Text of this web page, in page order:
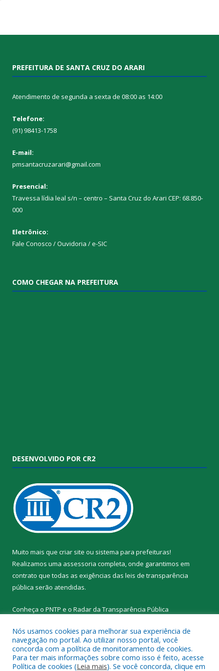
PREFEITURA DE SANTA CRUZ DO ARARI
Atendimento de segunda a sexta de 08:00 as 14:00
Telefone:
(91) 98413-1758
E-mail:
pmsantacruzarari@gmail.com
Presencial:
Travessa lídia leal s/n – centro – Santa Cruz do Arari CEP: 68.850-
000
Eletrônico:
Fale Conosco / Ouvidoria / e-SIC
COMO CHEGAR NA PREFEITURA
DESENVOLVIDO POR CR2
Muito mais que criar site ou sistema para prefeituras!
Realizamos uma assessoria completa, onde garantimos em
contrato que todas as exigências das leis de transparência
pública serão atendidas.
Conheça o PNTP e o Radar da Transparência Pública
Todos os direitos reservados a Prefeitura Municipal de Santa
Nós usamos cookies para melhorar sua experiência de
navegação no portal. Ao utilizar nosso portal, você
concorda com a política de monitoramento de cookies.
Para ter mais informações sobre como isso é feito, acesse
Política de cookies (Leia mais). Se você concorda, clique em